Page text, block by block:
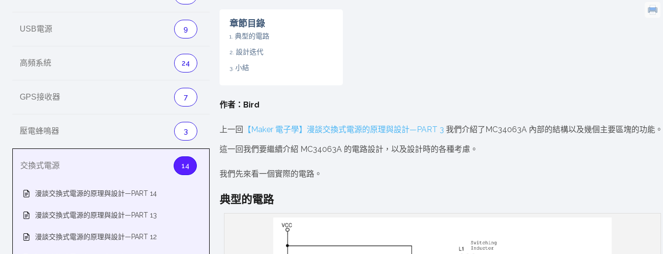
以3D感知開啟智慧機器人新時代：從深度相機到
OpenVINO的邊緣智慧革命
TensorFlow vs. PyTorch：AI框架
USB電源 9
高頻系統 24
GPS接收器 7
壓電蜂鳴器 3
交換式電源 14
漫談交換式電源的原理與設計—PART 14
漫談交換式電源的原理與設計—PART 13
漫談交換式電源的原理與設計—PART 12
章節目錄
典型的電路
設計迭代
小結
作者：Bird
上一回 【Maker 電子學】漫談交換式電源的原理與設計—PART 3 我們介紹了MC34063A 內部的結構以及幾個主要區塊的功能。
這一回我們要繼續介紹 MC34063A 的電路設計，以及設計時的各種考慮。
我們先來看一個實際的電路。
典型的電路